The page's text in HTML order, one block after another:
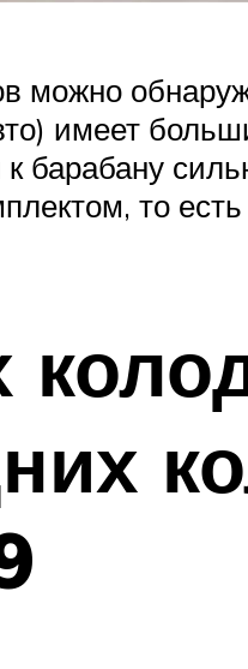
можно
имеет
барабану
то